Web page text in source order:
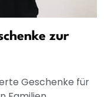
zur
Geschenke für